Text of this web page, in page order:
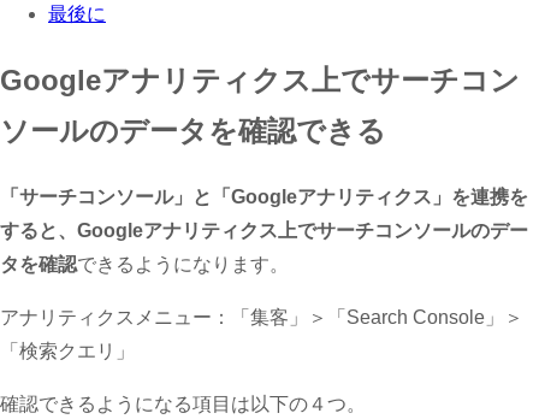
最後に
Googleアナリティクス上でサーチコン
ソールのデータを確認できる
「サーチコンソール」と「Googleアナリティクス」を連携を
すると、Googleアナリティクス上でサーチコンソールのデー
タを確認できるようになります。
アナリティクスメニュー：「集客」＞「Search Console」＞
「検索クエリ」
確認できるようになる項目は以下の４つ。